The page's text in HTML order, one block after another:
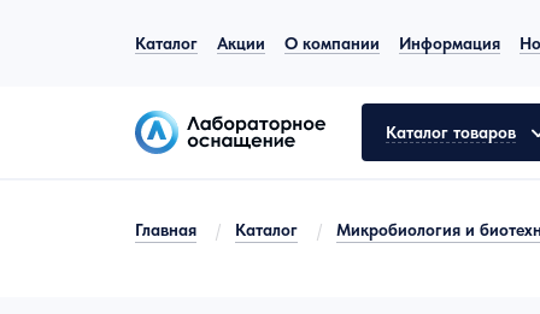
Каталог Акции О компании Информация
Каталог товаров
Главная / Каталог / Микробиология и